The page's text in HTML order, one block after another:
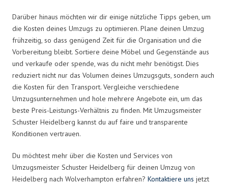
Darüber hinaus möchten wir dir einige nützliche Tipps geben, um
die Kosten deines Umzugs zu optimieren. Plane deinen Umzug
frühzeitig, so dass genügend Zeit für die Organisation und die
Vorbereitung bleibt. Sortiere deine Möbel und Gegenstände aus
und verkaufe oder spende, was du nicht mehr benötigst. Dies
reduziert nicht nur das Volumen deines Umzugsguts, sondern auch
die Kosten für den Transport. Vergleiche verschiedene
Umzugsunternehmen und hole mehrere Angebote ein, um das
beste Preis-Leistungs-Verhältnis zu finden. Mit Umzugsmeister
Schuster Heidelberg kannst du auf faire und transparente
Konditionen vertrauen.
Du möchtest mehr über die Kosten und Services von
Umzugsmeister Schuster Heidelberg für deinen Umzug von
Heidelberg nach Wolverhampton erfahren? Kontaktiere uns jetzt